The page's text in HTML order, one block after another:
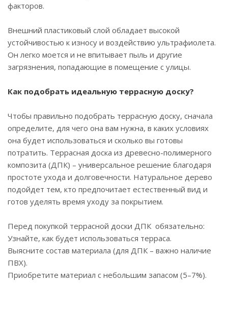
факторов.
Внешний пластиковый слой обладает высокой
устойчивостью к износу и воздействию ультрафиолета.
Он легко моется и не впитывает пыль и другие
загрязнения, попадающие в помещение с улицы.
Как подобрать идеальную террасную доску?
Чтобы правильно подобрать террасную доску, сначала
определите, для чего она вам нужна, в каких условиях
она будет использоваться и сколько вы готовы
потратить. Террасная доска из древесно-полимерного
композита (ДПК) – универсальное решение благодаря
простоте ухода и долговечности. Натуральное дерево
подойдет тем, кто предпочитает естественный вид и
готов уделять время уходу за покрытием.
Перед покупкой террасной доски ДПК обязательно:
Узнайте, как будет использоваться терраса.
Выясните состав материала (для ДПК – важно наличие
ПВХ).
Приобретите материал с небольшим запасом (5–7%).